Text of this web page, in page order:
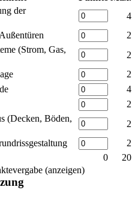
der
4
2
(Strom, Gas,
2
2
4
2
(Decken, Böden,
2
2
0
20
(anzeigen)